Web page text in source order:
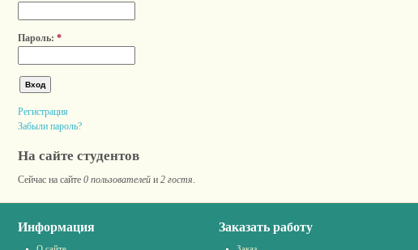
Пароль: *
Регистрация
Забыли пароль?
На сайте студентов
Сейчас на сайте 0 пользователей и 2 гостя
Информация Заказать работу